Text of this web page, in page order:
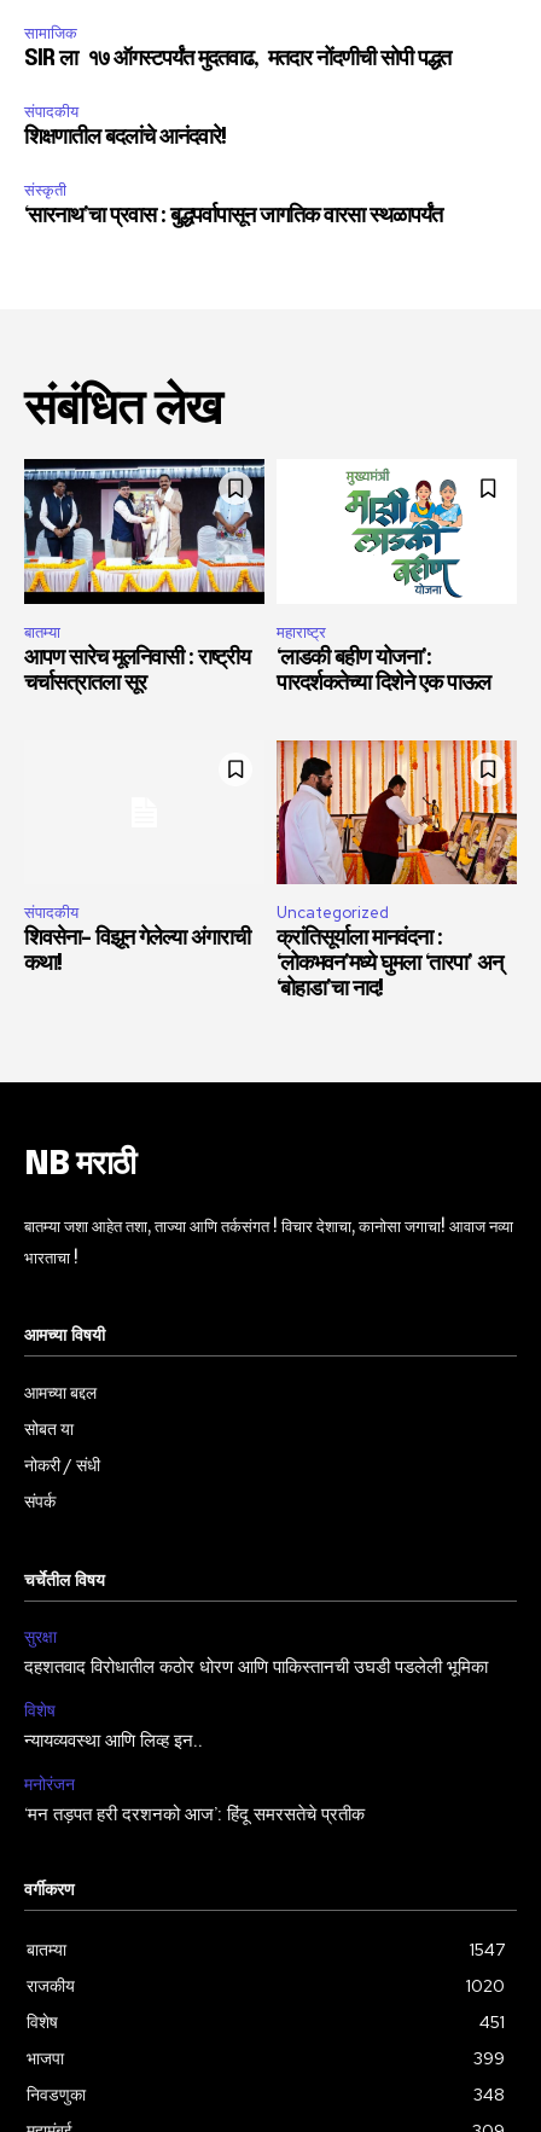
सामाजिक
SIR ला १७ ऑगस्टपर्यंत मुदतवाढ, मतदार नोंदणीची सोपी पद्धत
संपादकीय
शिक्षणातील बदलांचे आनंदवारे!
संस्कृती
‘सारनाथ’चा प्रवास : बुद्धपर्वापासून जागतिक वारसा स्थळापर्यंत
संबंधित लेख
बातम्या
आपण सारेच मूलनिवासी : राष्ट्रीय
चर्चासत्रातला सूर
महाराष्ट्र
‘लाडकी बहीण योजना’:
पारदर्शकतेच्या दिशेने एक पाऊल
संपादकीय
शिवसेना- विझून गेलेल्या अंगाराची
कथा!
Uncategorized
क्रांतिसूर्याला मानवंदना :
‘लोकभवन’मध्ये घुमला ‘तारपा’ अन्
‘बोहाडा’चा नाद!
NB मराठी
बातम्या जशा आहेत तशा, ताज्या आणि तर्कसंगत ! विचार देशाचा, कानोसा जगाचा! आवाज नव्या
भारताचा !
आमच्या विषयी
आमच्या बद्दल
सोबत या
नोकरी / संधी
संपर्क
चर्चेतील विषय
सुरक्षा
दहशतवाद विरोधातील कठोर धोरण आणि पाकिस्तानची उघडी पडलेली भूमिका
विशेष
न्यायव्यवस्था आणि लिव्ह इन..
मनोरंजन
‘मन तड़पत हरी दरशनको आज’: हिंदू समरसतेचे प्रतीक
वर्गीकरण
बातम्या
1547
राजकीय
1020
विशेष
451
भाजपा
399
निवडणुका
348